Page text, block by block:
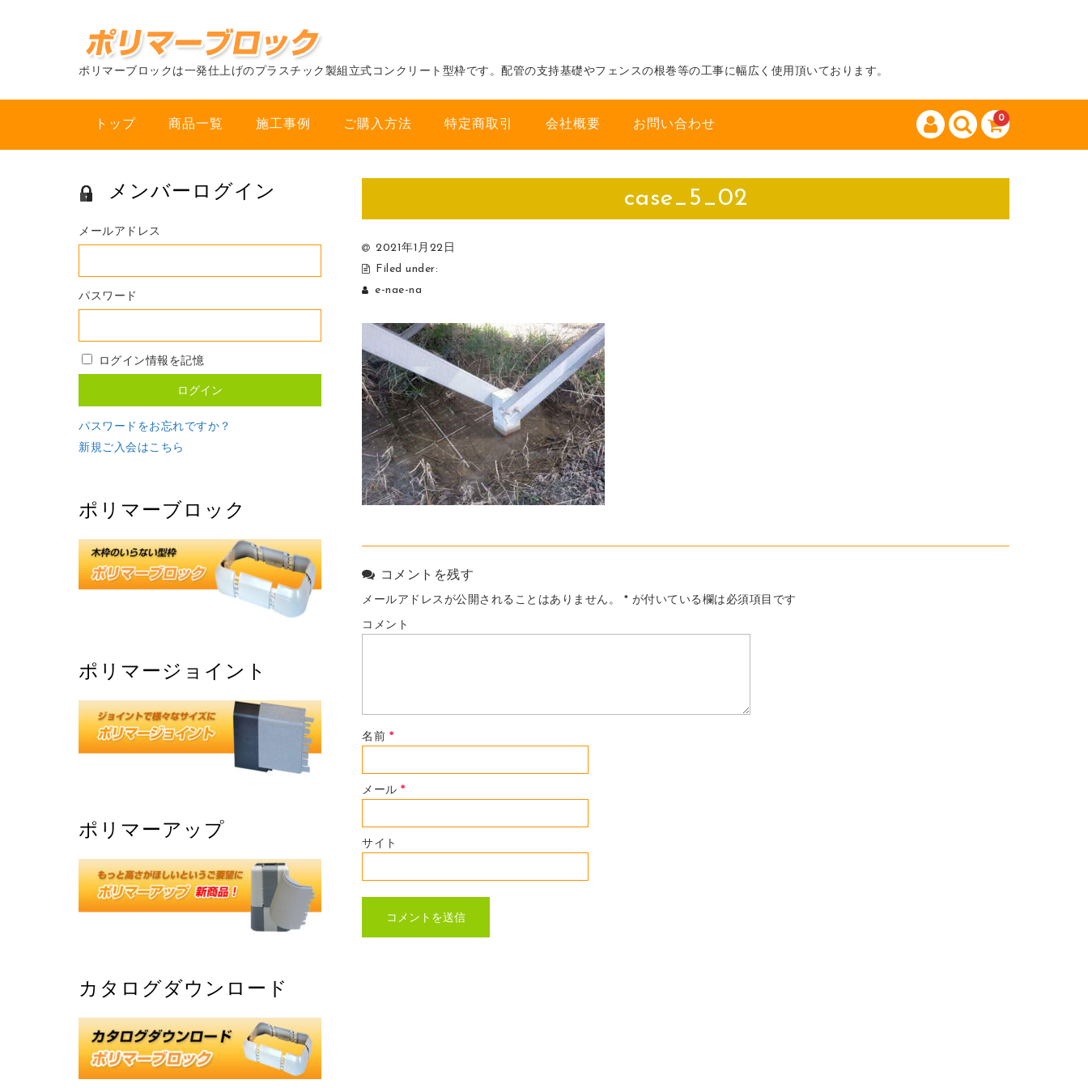
ポリマーブロックは一発仕上げのプラスチック製組立式コンクリート型枠です。配管の支持基礎やフェンスの根巻等の工事に幅広く使用頂いております。
0
トップ 商品一覧 施工事例 ご購入方法 特定商取引 会社概要 お問い合わせ
case_5_02
2021年1月22日
Filed under:
e-nae-na
コメントを残す
メールアドレスが公開されることはありません。 * が付いている欄は必須項目です
コメント
名前 *
メール *
サイト
メンバーログイン
メールアドレス
パスワード
ログイン情報を記憶
パスワードをお忘れですか？
新規ご入会はこちら
ポリマーブロック
ポリマージョイント
ポリマーアップ
カタログダウンロード